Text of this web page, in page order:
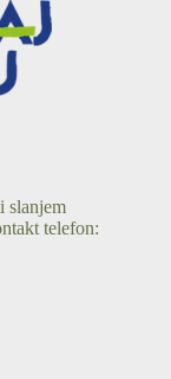
slanjem
telefon: